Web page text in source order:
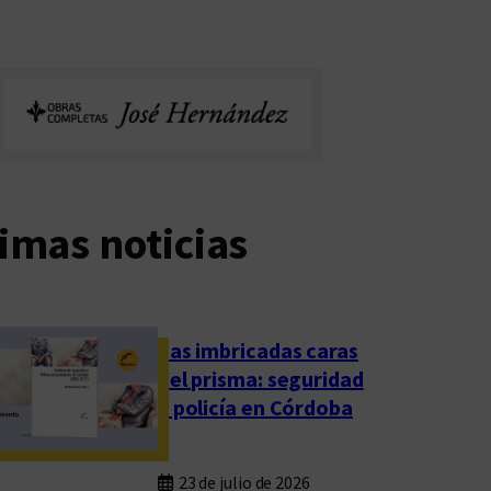
noticias
Las imbricadas caras
del prisma: seguridad
y policía en Córdoba
23 de julio de 2026